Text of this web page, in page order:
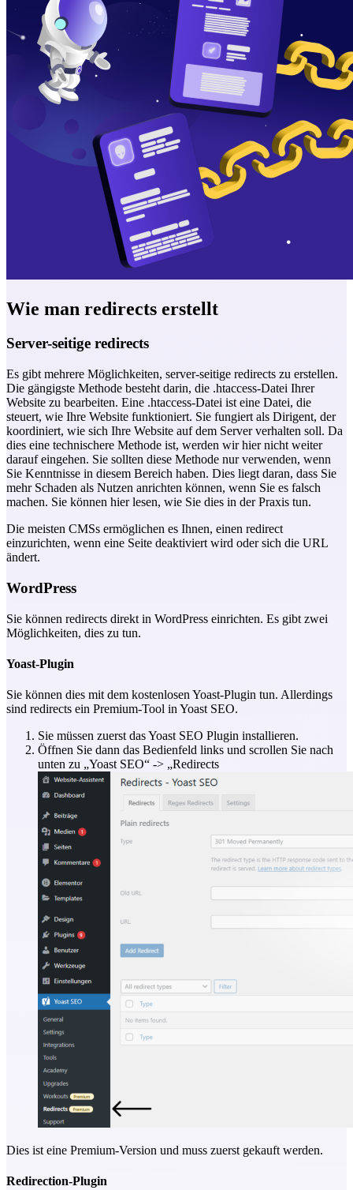
Wie man redirects erstellt
Server-seitige redirects
Es gibt mehrere Möglichkeiten, server-seitige redirects zu erstellen.
Die gängigste Methode besteht darin, die .htaccess-Datei Ihrer
Website zu bearbeiten. Eine .htaccess-Datei ist eine Datei, die
steuert, wie Ihre Website funktioniert. Sie fungiert als Dirigent, der
koordiniert, wie sich Ihre Website auf dem Server verhalten soll. Da
dies eine technischere Methode ist, werden wir hier nicht weiter
darauf eingehen. Sie sollten diese Methode nur verwenden, wenn
Sie Kenntnisse in diesem Bereich haben. Dies liegt daran, dass Sie
mehr Schaden als Nutzen anrichten können, wenn Sie es falsch
machen. Sie können hier lesen, wie Sie dies in der Praxis tun.
Die meisten CMSs ermöglichen es Ihnen, einen redirect
einzurichten, wenn eine Seite deaktiviert wird oder sich die URL
ändert.
WordPress
Sie können redirects direkt in WordPress einrichten. Es gibt zwei
Möglichkeiten, dies zu tun.
Yoast-Plugin
Sie können dies mit dem kostenlosen Yoast-Plugin tun. Allerdings
sind redirects ein Premium-Tool in Yoast SEO.
Sie müssen zuerst das Yoast SEO Plugin installieren.
Öffnen Sie dann das Bedienfeld links und scrollen Sie nach
unten zu „Yoast SEO“ -> „Redirects
Dies ist eine Premium-Version und muss zuerst gekauft werden.
Redirection-Plugin